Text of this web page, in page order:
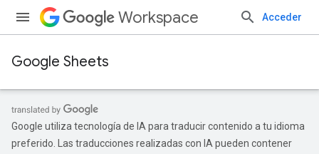
Workspace Acceder
Google Sheets
Google utiliza tecnología de IA para traducir contenido a tu idioma
preferido. Las traducciones realizadas con IA pueden contener